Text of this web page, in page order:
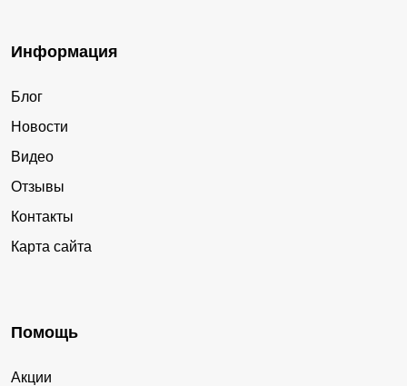
Информация
Блог
Новости
Видео
Отзывы
Контакты
Карта сайта
Помощь
Акции